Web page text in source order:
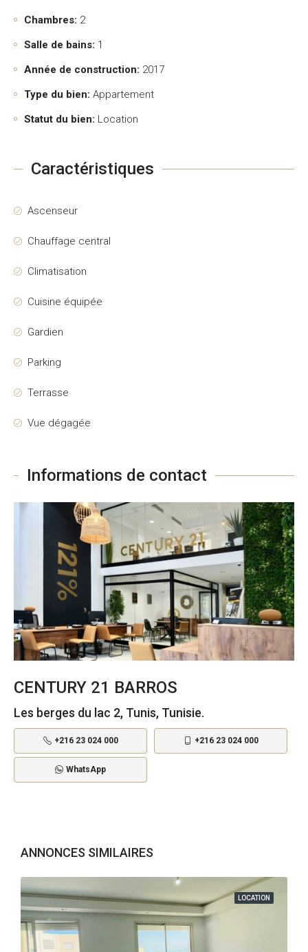
Chambres: 2
Salle de bains: 1
Année de construction: 2017
Type du bien: Appartement
Statut du bien: Location
Caractéristiques
Ascenseur
Chauffage central
Climatisation
Cuisine équipée
Gardien
Parking
Terrasse
Vue dégagée
Informations de contact
CENTURY 21 BARROS
Les berges du lac 2, Tunis, Tunisie.
+216 23 024 000 +216 23 024 000
WhatsApp
ANNONCES SIMILAIRES
LOCATION